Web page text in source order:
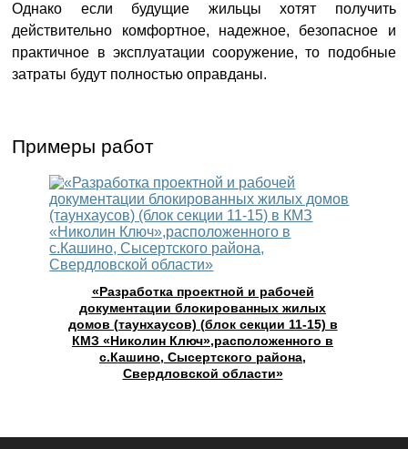
Однако если будущие жильцы хотят получить
действительно комфортное, надежное, безопасное и
практичное в эксплуатации сооружение, то подобные
затраты будут полностью оправданы.
Примеры работ
«Разработка проектной и рабочей
документации блокированных жилых
домов (таунхаусов) (блок секции 11-15) в
КМЗ «Николин Ключ»,расположенного в
с.Кашино, Сысертского района,
Свердловской области»